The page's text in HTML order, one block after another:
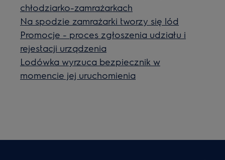
chłodziarko-zamrażarkach
Na spodzie zamrażarki tworzy się lód
Promocje - proces zgłoszenia udziału i
rejestacji urządzenia
Lodówka wyrzuca bezpiecznik w
momencie jej uruchomienia